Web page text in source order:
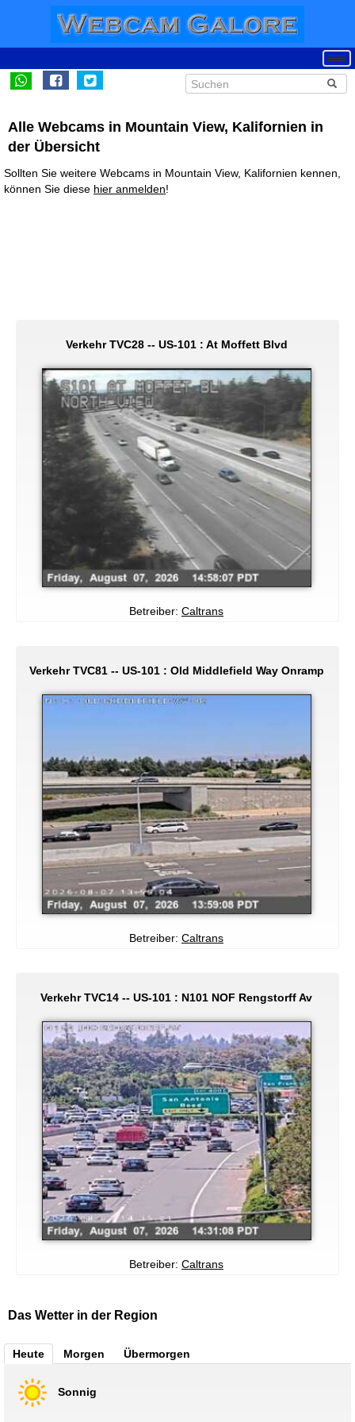
Alle Webcams in Mountain View, Kalifornien in
der Übersicht
Sollten Sie weitere Webcams in Mountain View, Kalifornien kennen,
können Sie diese hier anmelden!
Verkehr TVC28 -- US-101 : At Moffett Blvd
Betreiber: Caltrans
Verkehr TVC81 -- US-101 : Old Middlefield Way Onramp
Betreiber: Caltrans
Verkehr TVC14 -- US-101 : N101 NOF Rengstorff Av
Betreiber: Caltrans
Das Wetter in der Region
Heute Morgen Übermorgen
Sonnig